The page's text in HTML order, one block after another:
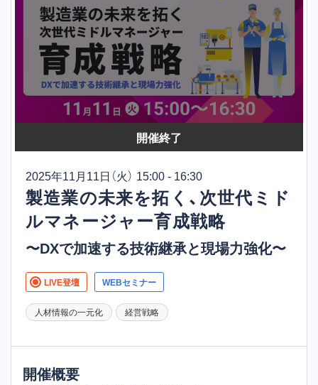
開催終了
2025年11月11日 （火） 15:00 - 16:30
製造業の未来を拓く、次世代ミド
ルマネージャー育成戦略
〜DXで加速する技術継承と現場力強化〜
LIVE登壇 WEBセミナー
人材情報の一元化 経営戦略
開催概要